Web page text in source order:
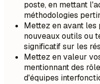
poste, en mettant
méthodologies
Mettez en avant les
nouveaux outils ou
significatif sur les
Mettez en valeur
mentionnant des
d'équipes